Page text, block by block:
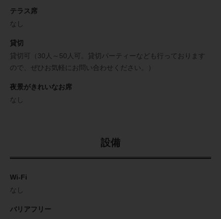
テラス席
なし
貸切
貸切可（30人～50人可。貸切パーティーなども行っております
ので、ぜひお気軽にお問い合わせください。）
夜景がきれいなお席
なし
設備
Wi-Fi
なし
バリアフリー